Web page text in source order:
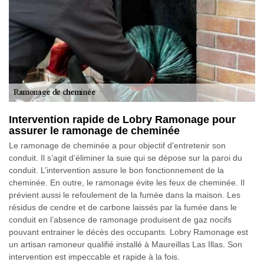
Intervention rapide de Lobry Ramonage pour
assurer le ramonage de cheminée
Le ramonage de cheminée a pour objectif d’entretenir son
conduit. Il s’agit d’éliminer la suie qui se dépose sur la paroi du
conduit. L’intervention assure le bon fonctionnement de la
cheminée. En outre, le ramonage évite les feux de cheminée. Il
prévient aussi le refoulement de la fumée dans la maison. Les
résidus de cendre et de carbone laissés par la fumée dans le
conduit en l’absence de ramonage produisent de gaz nocifs
pouvant entrainer le décès des occupants. Lobry Ramonage est
un artisan ramoneur qualifié installé à Maureillas Las Illas. Son
intervention est impeccable et rapide à la fois.